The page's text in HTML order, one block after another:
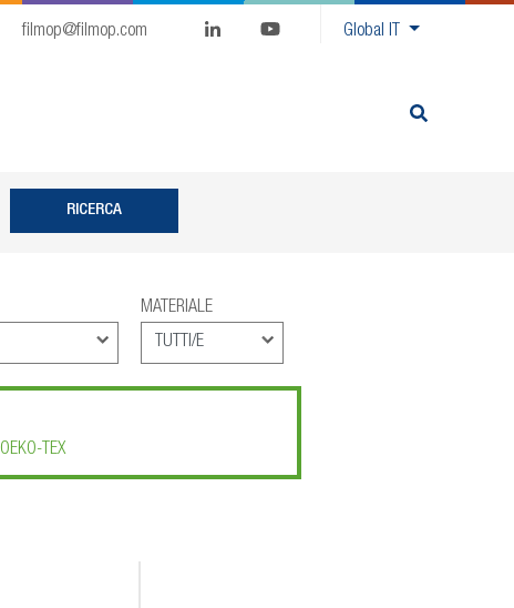
GlobalIT
filmop@filmop.com
MATERIALE
OEKO-TEX